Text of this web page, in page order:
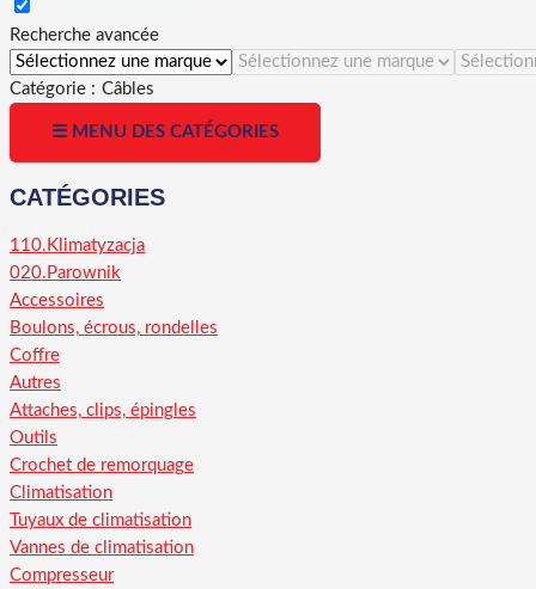
Recherche avancée
Catégorie : Câbles
☰ MENU DES CATÉGORIES
CATÉGORIES
110.Klimatyzacja
020.Parownik
Accessoires
Boulons, écrous, rondelles
Coffre
Autres
Attaches, clips, épingles
Outils
Crochet de remorquage
Climatisation
Tuyaux de climatisation
Vannes de climatisation
Compresseur